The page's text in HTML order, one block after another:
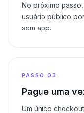
No próximo
usuário público
sem app.
PASSO 03
Pague uma
Um único